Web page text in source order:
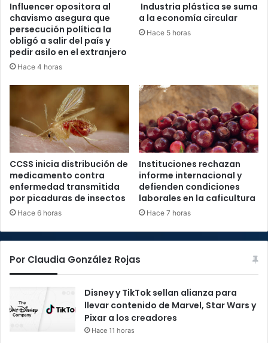
Influencer opositora al
chavismo asegura que
persecución política la
obligó a salir del país y
pedir asilo en el extranjero
Hace 4 horas
Industria plástica se suma
a la economía circular
Hace 5 horas
CCSS inicia distribución de
medicamento contra
enfermedad transmitida
por picaduras de insectos
Hace 6 horas
Instituciones rechazan
informe internacional y
defienden condiciones
laborales en la caficultura
Hace 7 horas
Por Claudia González Rojas
Disney y TikTok sellan alianza para
llevar contenido de Marvel, Star Wars y
Pixar a los creadores
Hace 11 horas